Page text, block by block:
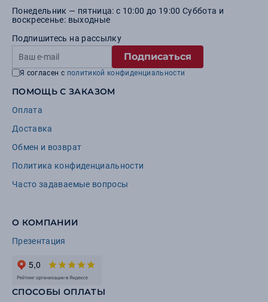
Понедельник — пятница: с 10:00 до 19:00 Суббота и
воскресенье: выходные
Подпишитесь на рассылку
Подписаться
Я согласен с политикой конфиденциальности
ПОМОЩЬ С ЗАКАЗОМ
Оплата
Доставка
Обмен и возврат
Политика конфиденциальности
Часто задаваемые вопросы
О КОМПАНИИ
Презентация
СПОСОБЫ ОПЛАТЫ